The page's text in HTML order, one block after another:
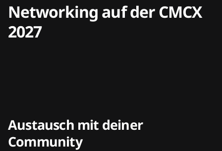
Networking auf der CMCX
2027
Austausch mit deiner
Community